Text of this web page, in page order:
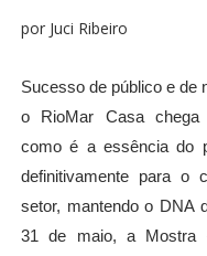
por Juci Ribeiro
Sucesso de público e de
o RioMar Casa
comoé a essência do
definitivamente para o
setor, mantendo o DNA
31 de maio, a Mostra